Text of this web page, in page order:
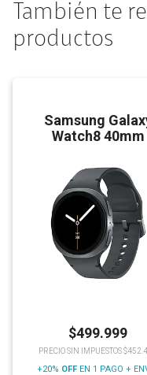
También te
productos
Samsung
Watch8 40mm
$499.999
PRECIO SIN IMPUESTOS
+20% OFF EN 1 PAGO +